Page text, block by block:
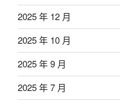
2025 年 12 月
2025 年 10 月
2025 年 9 月
2025 年 7 月